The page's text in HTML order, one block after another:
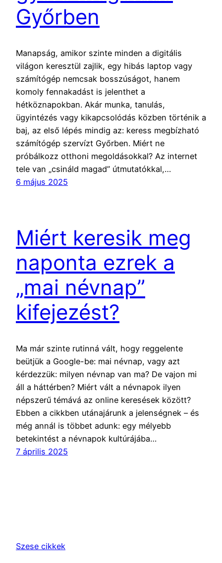
Győrben
Manapság, amikor szinte minden a digitális
világon keresztül zajlik, egy hibás laptop vagy
számítógép nemcsak bosszúságot, hanem
komoly fennakadást is jelenthet a
hétköznapokban. Akár munka, tanulás,
ügyintézés vagy kikapcsolódás közben történik a
baj, az első lépés mindig az: keress megbízható
számítógép szervízt Győrben. Miért ne
próbálkozz otthoni megoldásokkal? Az internet
tele van „csináld magad” útmutatókkal,…
6 május 2025
Miért keresik meg
naponta ezrek a
„mai névnap”
kifejezést?
Ma már szinte rutinná vált, hogy reggelente
beütjük a Google-be: mai névnap, vagy azt
kérdezzük: milyen névnap van ma? De vajon mi
áll a háttérben? Miért vált a névnapok ilyen
népszerű témává az online keresések között?
Ebben a cikkben utánajárunk a jelenségnek – és
még annál is többet adunk: egy mélyebb
betekintést a névnapok kultúrájába…
7 április 2025
Szese cikkek